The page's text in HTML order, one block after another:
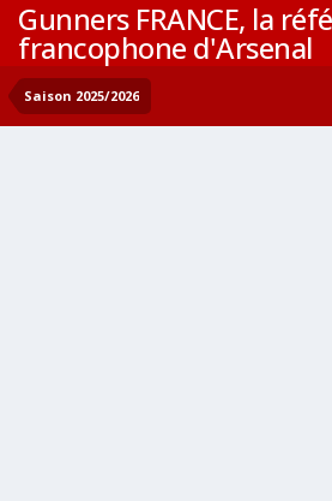
Gunners FRANCE, la
francophone d'Arsenal
Saison 2025/2026